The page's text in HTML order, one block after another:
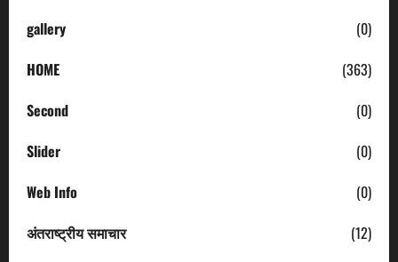
gallery
(0)
HOME
(363)
Second
(0)
Slider
(0)
Web Info
(0)
अंतराष्ट्रीय समाचार
(12)